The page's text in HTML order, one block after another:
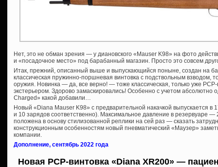
Нет, это не обман зрения — у диановского «Mauser K98» на фото
и «посадочное место» под барабанный магазин. Просто это совсем
Итак, прежний, описанный выше и выпускающийся поныне, создан на
классическая пружинно-поршневая винтовка с подствольным взводом,
оружия. Новинка — да, все верно! — тоже классическая, только уже PCP-
экстерьером. Здорово замаскировались! Особенно с учетом абсолютно
Charged» какой добавили…
Новый «Diana Mauser K98» с предварительной накачкой выпускается в
и 10 зарядов соответственно). Максимальное давление в резервуаре —
положена в основу стилизованной реплики на сей раз — сказать
конструкционным особенностям новый пневматический «Маузер»
компании.
Дополнение, сентябрь 2022 года
Новая PCP-винтовка «Diana XR200» —